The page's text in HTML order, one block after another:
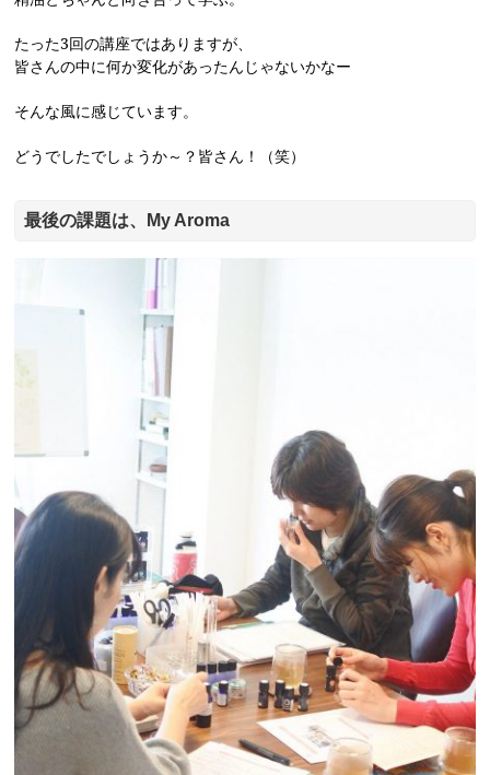
たった3回の講座ではありますが、
皆さんの中に何か変化があったんじゃないかなー
そんな風に感じています。
どうでしたでしょうか～？皆さん！（笑）
最後の課題は、My Aroma